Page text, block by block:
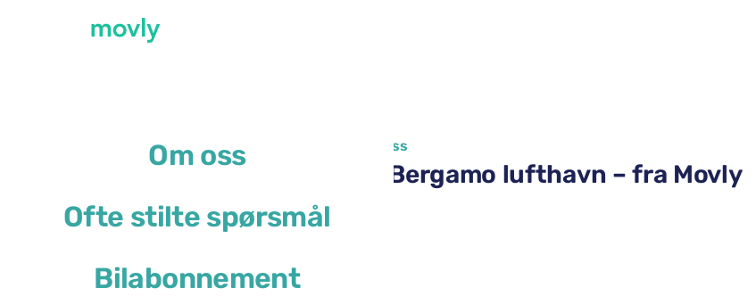
Om oss
Ofte stilte spørsmål
Bilabonnement
Alle tilgjengelige biler på Bergamo flyplass
Leie av BMW 1 Series på Bergamo lufthavn – fra Movly
eller lignende